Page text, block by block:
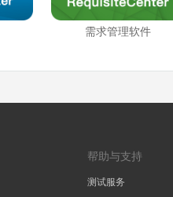
需求管理软件
帮助与支持
测试服务